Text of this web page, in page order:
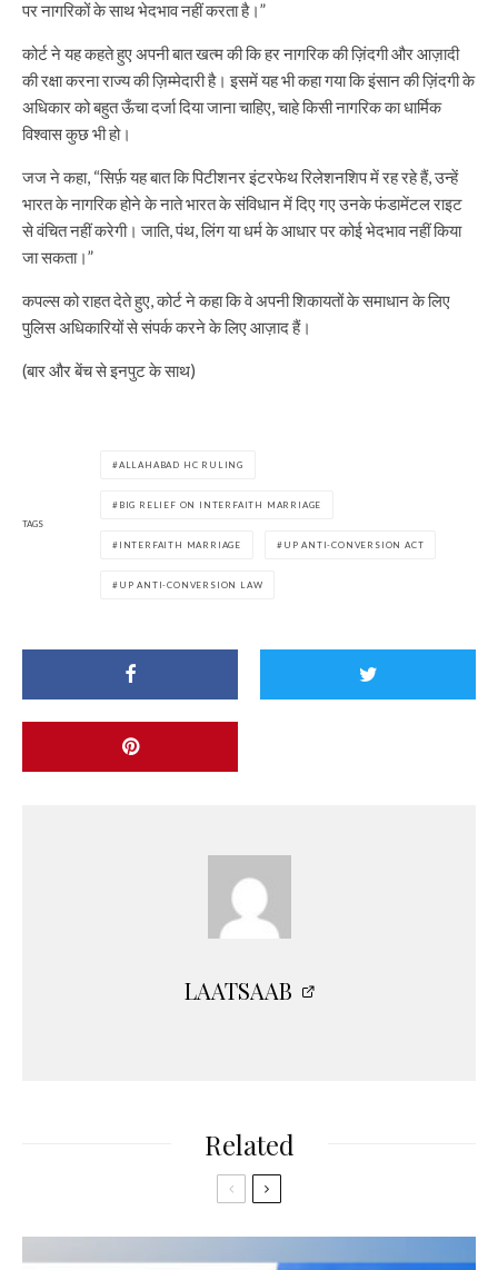
पर नागरिकों के साथ भेदभाव नहीं करता है।”
कोर्ट ने यह कहते हुए अपनी बात खत्म की कि हर नागरिक की ज़िंदगी और आज़ादी
की रक्षा करना राज्य की ज़िम्मेदारी है। इसमें यह भी कहा गया कि इंसान की ज़िंदगी के
अधिकार को बहुत ऊँचा दर्जा दिया जाना चाहिए, चाहे किसी नागरिक का धार्मिक
विश्वास कुछ भी हो।
जज ने कहा, “सिर्फ़ यह बात कि पिटीशनर इंटरफेथ रिलेशनशिप में रह रहे हैं, उन्हें
भारत के नागरिक होने के नाते भारत के संविधान में दिए गए उनके फंडामेंटल राइट
से वंचित नहीं करेगी। जाति, पंथ, लिंग या धर्म के आधार पर कोई भेदभाव नहीं किया
जा सकता।”
कपल्स को राहत देते हुए, कोर्ट ने कहा कि वे अपनी शिकायतों के समाधान के लिए
पुलिस अधिकारियों से संपर्क करने के लिए आज़ाद हैं।
(बार और बेंच से इनपुट के साथ)
TAGS
ALLAHABAD HC RULING
BIG RELIEF ON INTERFAITH MARRIAGE
INTERFAITH MARRIAGE UP ANTI-CONVERSION ACT
UP ANTI-CONVERSION LAW
LAATSAAB
Related